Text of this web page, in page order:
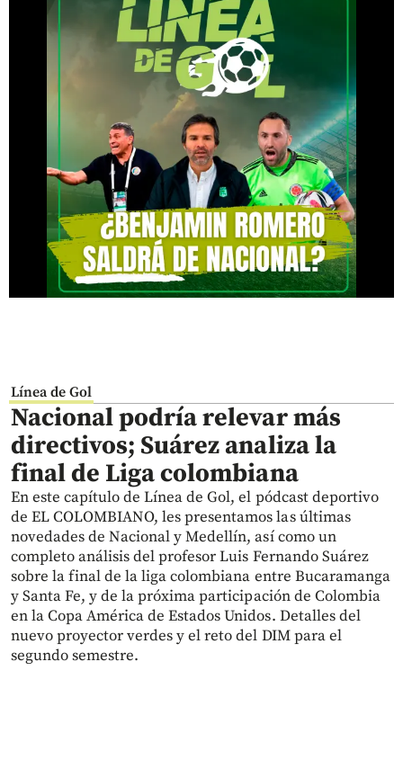
Línea de Gol
Nacional podría relevar más
directivos; Suárez analiza la
final de Liga colombiana
En este capítulo de Línea de Gol, el pódcast deportivo
de EL COLOMBIANO, les presentamos las últimas
novedades de Nacional y Medellín, así como un
completo análisis del profesor Luis Fernando Suárez
sobre la final de la liga colombiana entre Bucaramanga
y Santa Fe, y de la próxima participación de Colombia
en la Copa América de Estados Unidos. Detalles del
nuevo proyector verdes y el reto del DIM para el
segundo semestre.